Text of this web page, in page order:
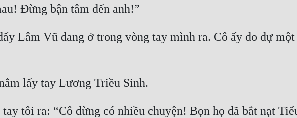
Lâm Vũ đang ở trong vòng tay mình ra. Cô ấy do dự
tôi ra: “Cô đừng có nhiều chuyện! Bọn họ đã bắt nạt